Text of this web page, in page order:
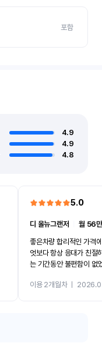
포함
4.9
4.9
4.8
5.0
디 올뉴그랜저 ㅣ월 56
좋은차량 합리적인 가격
엇보다 항상 응대가 친절
는 기간동안 불편함이 없
카 렌트 고민없이 강추합
이용 2개월차ㅣ